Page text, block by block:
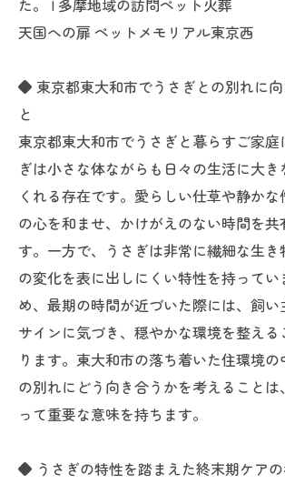
た。 | 多摩地域の訪問ペット火葬
天国への扉 ペットメモリアル東京西
◆ 東京都東大和市でうさぎとの別れに
と
東京都東大和市でうさぎと暮らすご家庭
ぎは小さな体ながらも日々の生活に大き
くれる存在です。愛らしい仕草や静か
の心を和ませ、かけがえのない時間を共
す。一方で、うさぎは非常に繊細な生
の変化を表に出しにくい特性を持ってい
め、最期の時間が近づいた際には、飼い
サインに気づき、穏やかな環境を整える
ります。東大和市の落ち着いた住環境の
の別れにどう向き合うかを考えることは
って重要な意味を持ちます。
◆ うさぎの特性を踏まえた終末期ケア